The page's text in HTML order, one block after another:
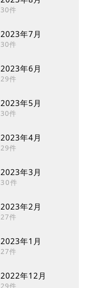
30件
2023年7月
30件
2023年6月
29件
2023年5月
30件
2023年4月
29件
2023年3月
30件
2023年2月
27件
2023年1月
27件
2022年12月
29件